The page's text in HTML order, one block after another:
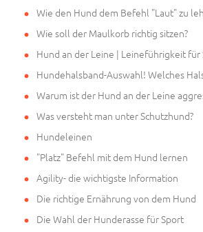
Wie den Hund dem Befehl "Laut" zu
Wie soll der Maulkorb richtig sitzen?
Hund an der Leine | Leineführigkeit für
Hundehalsband-Auswahl! Welches
Warum ist der Hund an der Leine
Was versteht man unter Schutzhund?
Hundeleinen
"Platz" Befehl mit dem Hund lernen
Agility- die wichtigste Information
Die richtige Ernährung von dem Hund
Die Wahl der Hunderasse für Sport